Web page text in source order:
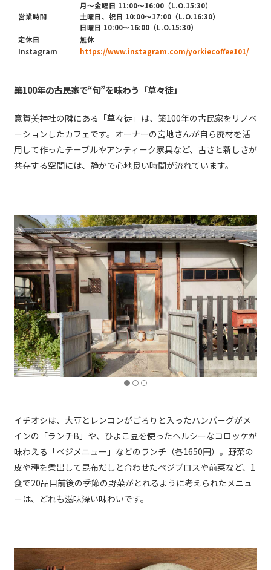
営業時間
月〜金曜日 11:00〜16:00（L.O.15:30）
土曜日、祝日 10:00〜17:00（L.O.16:30）
日曜日 10:00〜16:00（L.O.15:30）
定休日
無休
Instagram
https://www.instagram.com/yorkiecoffee101/
築100年の古民家で“旬”を味わう「草々徒」
意賀美神社の隣にある「草々徒」は、築100年の古民家をリノベ
ーションしたカフェです。オーナーの宮地さんが自ら廃材を活
用して作ったテーブルやアンティーク家具など、古さと新しさが
共存する空間には、静かで心地良い時間が流れています。
イチオシは、大豆とレンコンがごろりと入ったハンバーグがメ
インの「ランチB」や、ひよこ豆を使ったヘルシーなコロッケが
味わえる「ベジメニュー」などのランチ（各1650円）。野菜の
皮や種を煮出して昆布だしと合わせたベジブロスや前菜など、1
食で20品目前後の季節の野菜がとれるように考えられたメニュ
ーは、どれも滋味深い味わいです。